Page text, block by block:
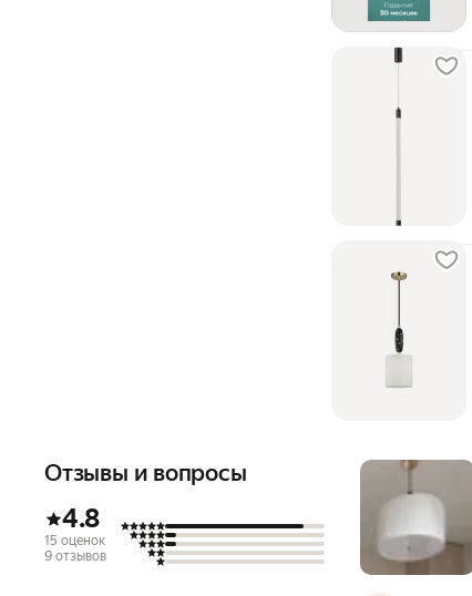
Отзывы и вопросы
4.8
15 оценок
9 отзывов